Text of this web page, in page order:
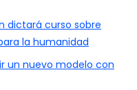
dictará curso sobre
la humanidad
un nuevo modelo con